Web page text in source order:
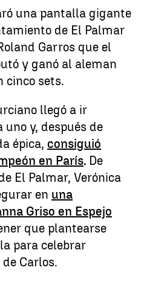
una pantalla gigante
de El Palmar
Garros que el
y ganó al aleman
cinco sets.
llegó a ir
uno y, después de
épica, consiguió
en París. De
El Palmar, Verónica
en una
Griso en Espejo
que plantearse
para celebrar
Carlos.